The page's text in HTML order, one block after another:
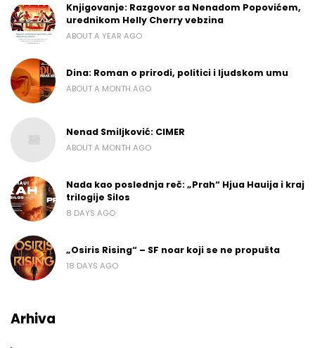
Knjigovanje: Razgovor sa Nenadom Popovićem,
urednikom Helly Cherry vebzina
ABOUT A YEAR AGO
Dina: Roman o prirodi, politici i ljudskom umu
ABOUT A MONTH AGO
Nenad Smiljković: CIMER
ABOUT A MONTH AGO
Nada kao poslednja reč: „Prah“ Hjua Hauija i kraj
trilogije Silos
8 DAYS AGO
„Osiris Rising“ – SF noar koji se ne propušta
18 DAYS AGO
Arhiva